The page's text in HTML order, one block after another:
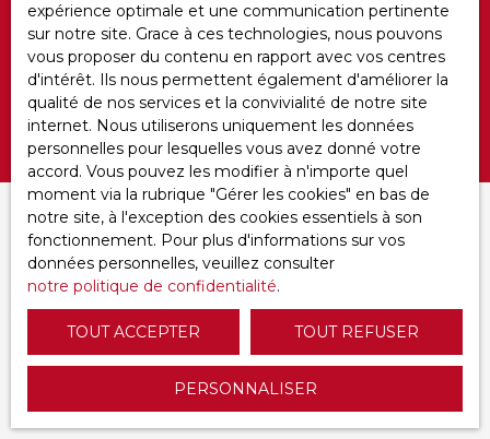
Surface min (m²)
Ameublement
Rechercher
Pertinence
Trier par
CRÉER UNE ALERTE
Aucun résultat
expérience optimale et une communication pertinente
sur notre site. Grace à ces technologies, nous pouvons
vous proposer du contenu en rapport avec vos centres
d'intérêt. Ils nous permettent également d'améliorer la
qualité de nos services et la convivialité de notre site
internet. Nous utiliserons uniquement les données
personnelles pour lesquelles vous avez donné votre
accord. Vous pouvez les modifier à n'importe quel
moment via la rubrique ″Gérer les cookies″ en bas de
notre site, à l'exception des cookies essentiels à son
fonctionnement. Pour plus d'informations sur vos
données personnelles, veuillez consulter
notre politique de confidentialité.
TOUT ACCEPTER TOUT REFUSER
PERSONNALISER